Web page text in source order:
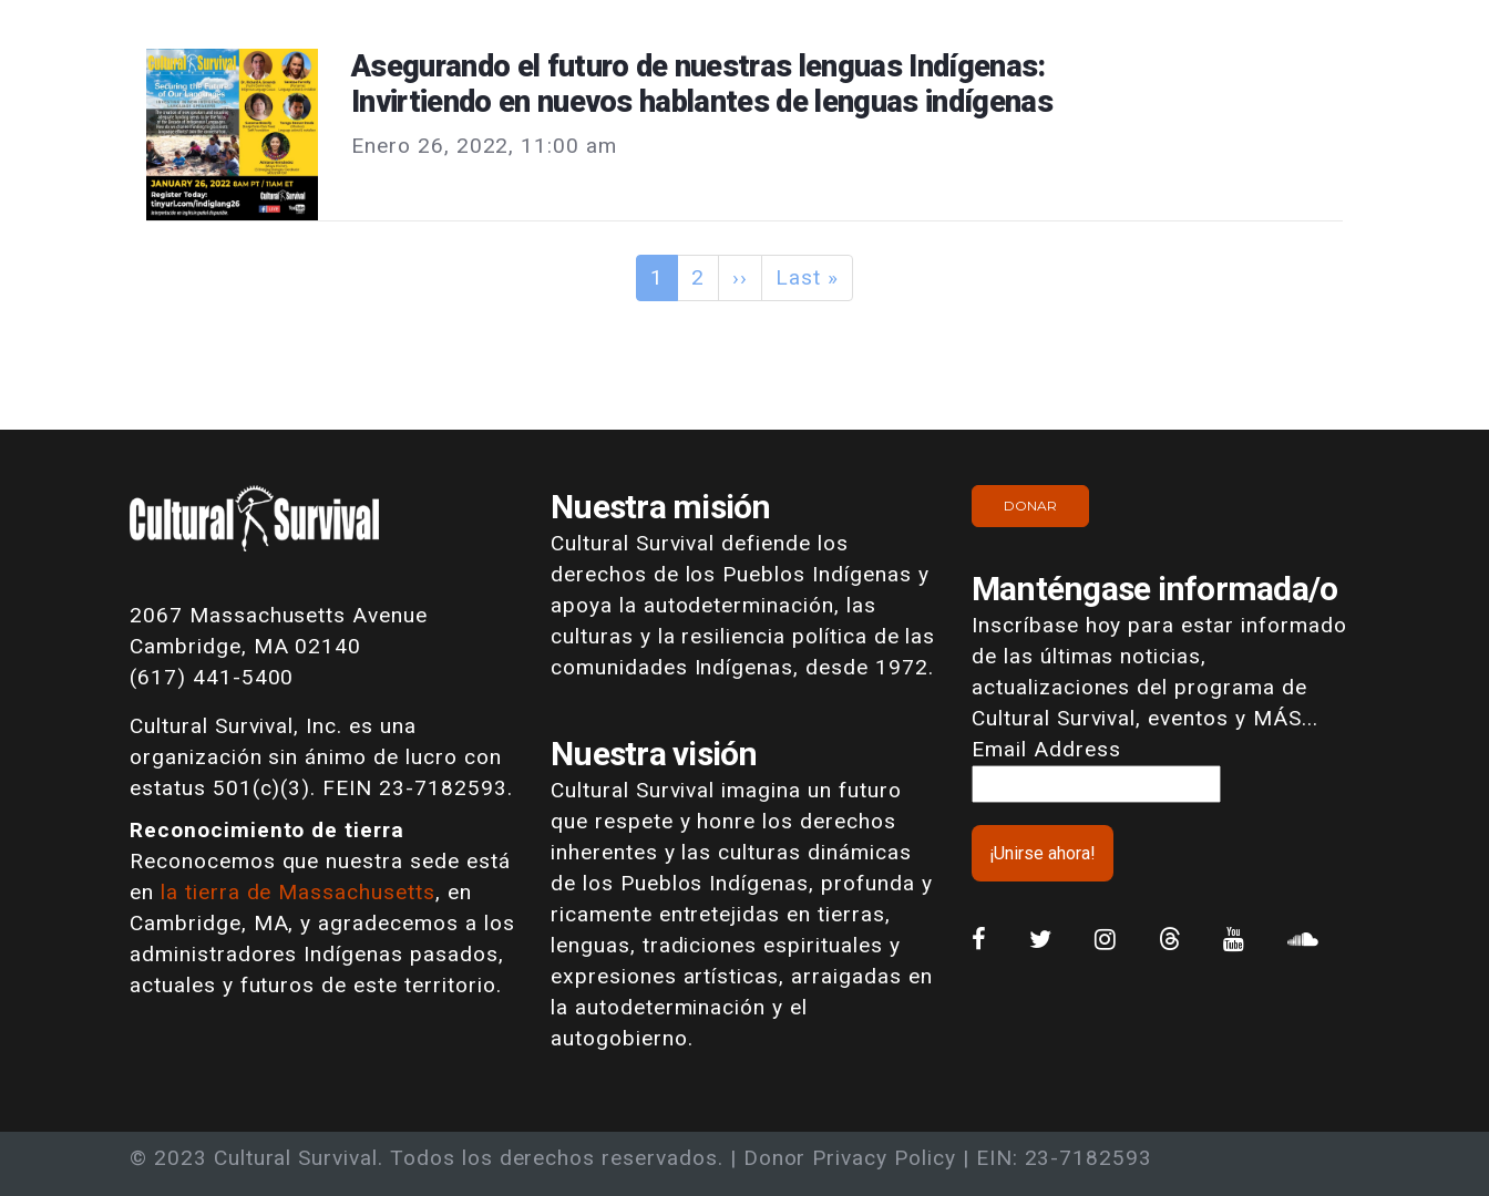
Asegurando el futuro de nuestras lenguas Indígenas:
Invirtiendo en nuevos hablantes de lenguas indígenas
Enero 26, 2022, 11:00 am
1 2 ›› Last »
2067 Massachusetts Avenue
Cambridge, MA 02140
(617) 441-5400
Cultural Survival, Inc. es una
organización sin ánimo de lucro con
estatus 501(c)(3). FEIN 23-7182593.
Reconocimiento de tierra
Reconocemos que nuestra sede está
en la tierra de Massachusetts, en
Cambridge, MA, y agradecemos a los
administradores Indígenas pasados,
actuales y futuros de este territorio.
Nuestra misión
Cultural Survival defiende los
derechos de los Pueblos Indígenas y
apoya la autodeterminación, las
culturas y la resiliencia política de las
comunidades Indígenas, desde 1972.
Nuestra visión
Cultural Survival imagina un futuro
que respete y honre los derechos
inherentes y las culturas dinámicas
de los Pueblos Indígenas, profunda y
ricamente entretejidas en tierras,
lenguas, tradiciones espirituales y
expresiones artísticas, arraigadas en
la autodeterminación y el
autogobierno.
DONAR
Manténgase informada/o
Inscríbase hoy para estar informado
de las últimas noticias,
actualizaciones del programa de
Cultural Survival, eventos y MÁS...
Email Address
© 2023 Cultural Survival. Todos los derechos reservados. | Donor Privacy Policy | EIN: 23-7182593